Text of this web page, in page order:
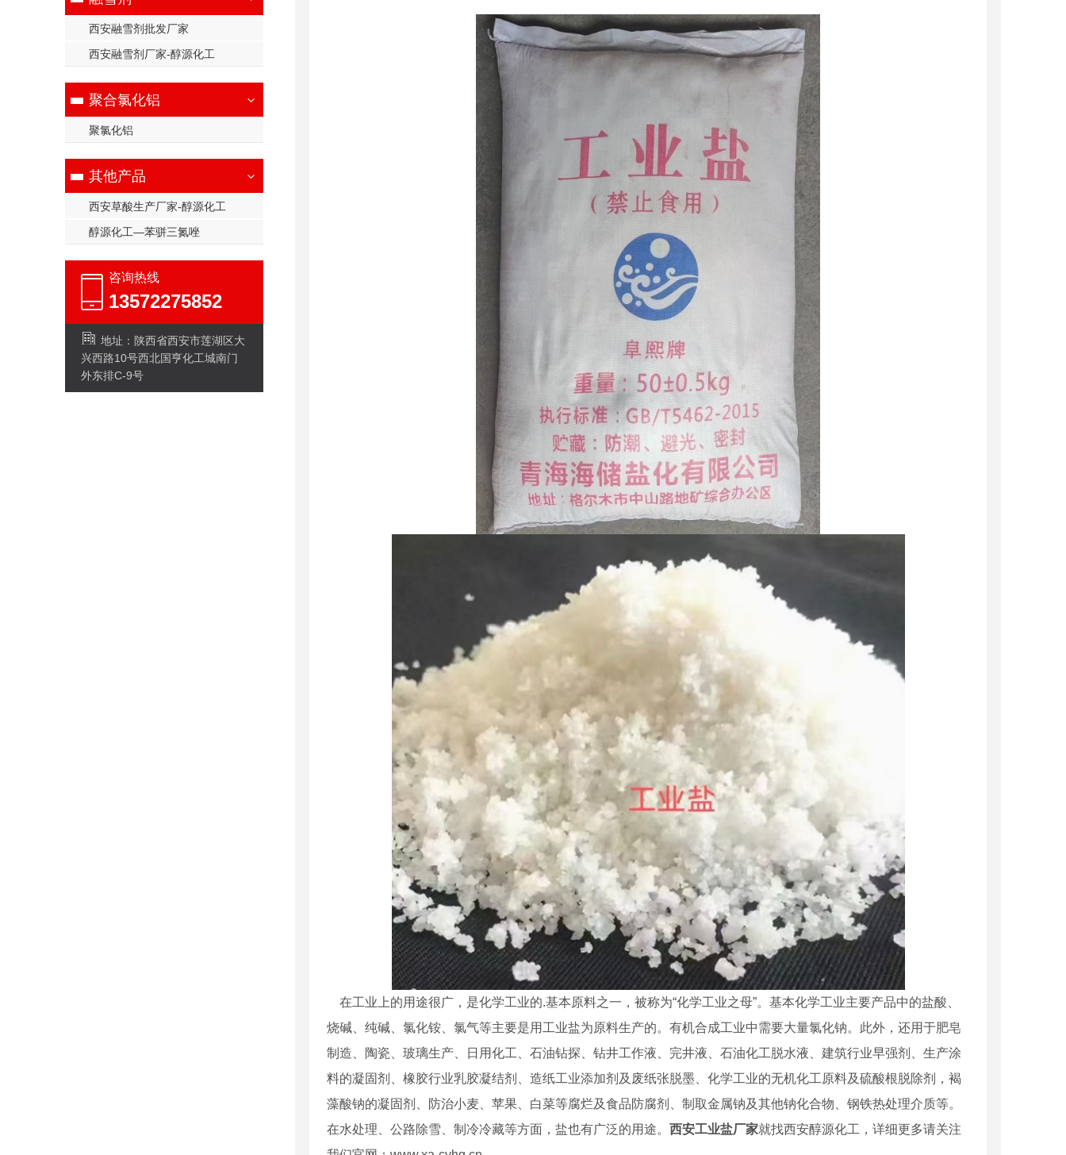
西安融雪剂批发厂家
西安融雪剂厂家-醇源化工
聚合氯化铝
聚氯化铝
其他产品
西安草酸生产厂家-醇源化工
醇源化工—苯骈三氮唑
咨询热线
13572275852
地址：陕西省西安市莲湖区大
兴西路10号西北国亨化工城南门
外东排C-9号
在工业上的用途很广，是化学工业的.基本原料之一，被称为“化学工业之母”。基本化学工业主要产品中的盐酸、
烧碱、纯碱、氯化铵、氯气等主要是用工业盐为原料生产的。有机合成工业中需要大量氯化钠。此外，还用于肥皂
制造、陶瓷、玻璃生产、日用化工、石油钻探、钻井工作液、完井液、石油化工脱水液、建筑行业早强剂、生产涂
料的凝固剂、橡胶行业乳胶凝结剂、造纸工业添加剂及废纸张脱墨、化学工业的无机化工原料及硫酸根脱除剂，褐
藻酸钠的凝固剂、防治小麦、苹果、白菜等腐烂及食品防腐剂、制取金属钠及其他钠化合物、钢铁热处理介质等。
在水处理、公路除雪、制冷冷藏等方面，盐也有广泛的用途。 西安工业盐厂家就找西安醇源化工，详细更多请关注